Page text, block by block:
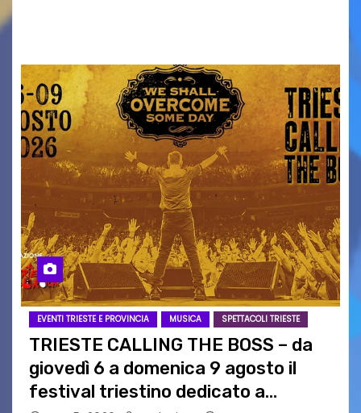
EVENTI TRIESTE E PROVINCIA MUSICA SPETTACOLI TRIESTE
TRIESTE CALLING THE BOSS – da
giovedì 6 a domenica 9 agosto il
festival triestino dedicato a